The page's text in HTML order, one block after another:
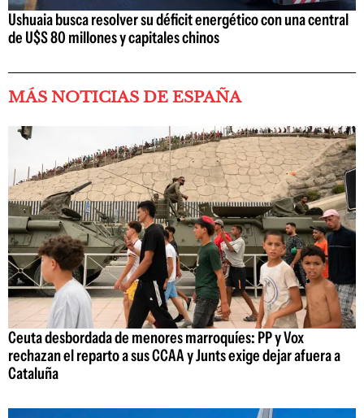
Ushuaia busca resolver su déficit energético con una central
de U$S 80 millones y capitales chinos
MÁS NOTICIAS DE ESPAÑA
Ceuta desbordada de menores marroquíes: PP y Vox
rechazan el reparto a sus CCAA y Junts exige dejar afuera a
Cataluña